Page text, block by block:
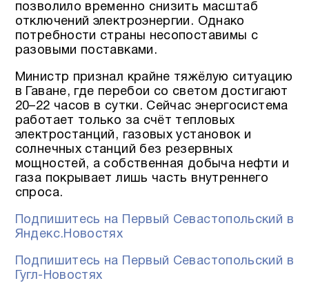
позволило временно снизить масштаб
отключений электроэнергии. Однако
потребности страны несопоставимы с
разовыми поставками.
Министр признал крайне тяжёлую ситуацию
в Гаване, где перебои со светом достигают
20–22 часов в сутки. Сейчас энергосистема
работает только за счёт тепловых
электростанций, газовых установок и
солнечных станций без резервных
мощностей, а собственная добыча нефти и
газа покрывает лишь часть внутреннего
спроса.
Подпишитесь на Первый Севастопольский в
Яндекс.Новостях
Подпишитесь на Первый Севастопольский в
Гугл-Новостях